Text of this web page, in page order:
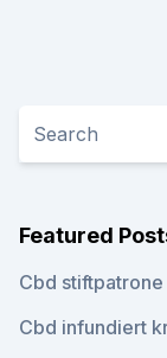
Featured
Cbd
Cbd infundiert